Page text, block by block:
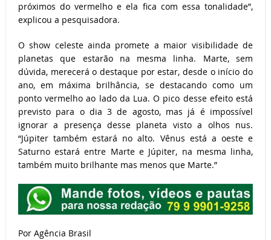
próximos do vermelho e ela fica com essa tonalidade”,
explicou a pesquisadora.
O show celeste ainda promete a maior visibilidade de
planetas que estarão na mesma linha. Marte, sem
dúvida, merecerá o destaque por estar, desde o início do
ano, em máxima brilhância, se destacando como um
ponto vermelho ao lado da Lua. O pico desse efeito está
previsto para o dia 3 de agosto, mas já é impossível
ignorar a presença desse planeta visto a olhos nus.
“Júpiter também estará no alto. Vênus está a oeste e
Saturno estará entre Marte e Júpiter, na mesma linha,
também muito brilhante mas menos que Marte.”
Por Agência Brasil